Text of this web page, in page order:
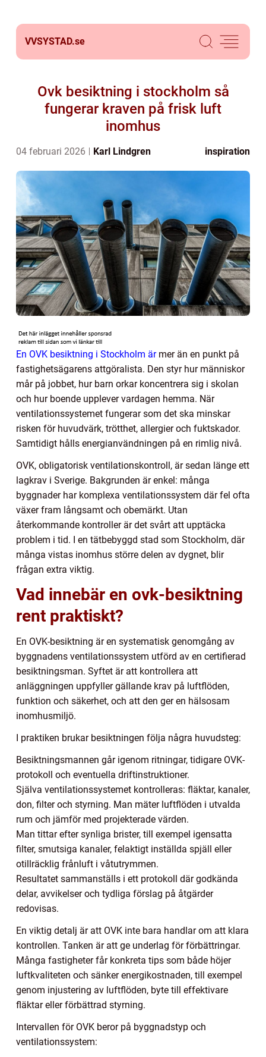
VVSYSTAD.se
Ovk besiktning i stockholm så
fungerar kraven på frisk luft
inomhus
04 februari 2026 Karl Lindgren inspiration
En OVK besiktning i Stockholm ärmer än en punkt på
fastighetsägarens attgöralista. Den styr hur människor
mår på jobbet, hur barn orkar koncentrera sig i skolan
och hur boende upplever vardagen hemma. När
ventilationssystemet fungerar som det ska minskar
risken för huvudvärk, trötthet, allergier och fuktskador.
Samtidigt hålls energianvändningen på en rimlig nivå.
OVK, obligatorisk ventilationskontroll, är sedan länge ett
lagkrav i Sverige. Bakgrunden är enkel: många
byggnader har komplexa ventilationssystem där fel ofta
växer fram långsamt och obemärkt. Utan
återkommande kontroller är det svårt att upptäcka
problem i tid. I en tätbebyggd stad som Stockholm, där
många vistas inomhus större delen av dygnet, blir
frågan extra viktig.
Vad innebär en ovk-besiktning
rent praktiskt?
En OVK-besiktning är en systematisk genomgång av
byggnadens ventilationssystem utförd av en certifierad
besiktningsman. Syftet är att kontrollera att
anläggningen uppfyller gällande krav på luftflöden,
funktion och säkerhet, och att den ger en hälsosam
inomhusmiljö.
I praktiken brukar besiktningen följa några huvudsteg:
Besiktningsmannen går igenom ritningar, tidigare OVK-
protokoll och eventuella driftinstruktioner.
Själva ventilationssystemet kontrolleras: fläktar, kanaler,
don, filter och styrning. Man mäter luftflöden i utvalda
rum och jämför med projekterade värden.
Man tittar efter synliga brister, till exempel igensatta
filter, smutsiga kanaler, felaktigt inställda spjäll eller
otillräcklig frånluft i våtutrymmen.
Resultatet sammanställs i ett protokoll där godkända
delar, avvikelser och tydliga förslag på åtgärder
redovisas.
En viktig detalj är att OVK inte bara handlar om att klara
kontrollen. Tanken är att ge underlag för förbättringar.
Många fastigheter får konkreta tips som både höjer
luftkvaliteten och sänker energikostnaden, till exempel
genom injustering av luftflöden, byte till effektivare
fläktar eller förbättrad styrning.
Intervallen för OVK beror på byggnadstyp och
ventilationssystem: